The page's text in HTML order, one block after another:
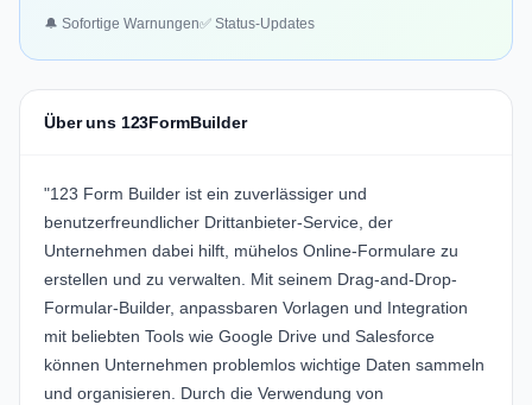
🔔 Sofortige Warnungen✅ Status-Updates
Über uns 123FormBuilder
"123 Form Builder ist ein zuverlässiger und
benutzerfreundlicher Drittanbieter-Service, der
Unternehmen dabei hilft, mühelos Online-Formulare zu
erstellen und zu verwalten. Mit seinem Drag-and-Drop-
Formular-Builder, anpassbaren Vorlagen und Integration
mit beliebten Tools wie Google Drive und Salesforce
können Unternehmen problemlos wichtige Daten sammeln
und organisieren. Durch die Verwendung von